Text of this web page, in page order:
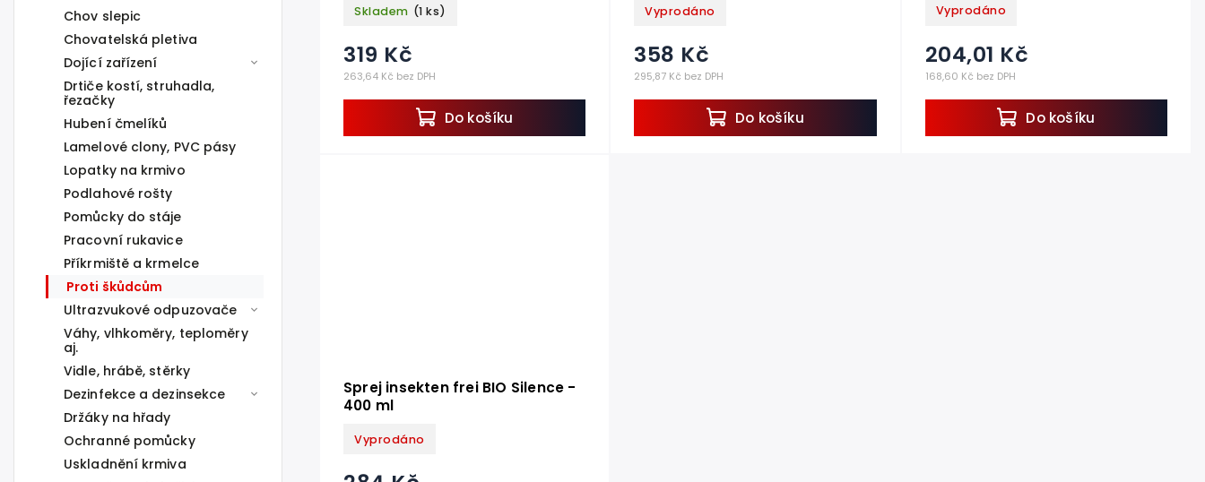
Chov slepic
Chovatelská pletiva
Dojící zařízení
Drtiče kostí, struhadla,
řezačky
Hubení čmelíků
Lamelové clony, PVC pásy
Lopatky na krmivo
Podlahové rošty
Pomůcky do stáje
Pracovní rukavice
Příkrmiště a krmelce
Proti škůdcům
Ultrazvukové odpuzovače
Váhy, vlhkoměry, teploměry
aj.
Vidle, hrábě, stěrky
Dezinfekce a dezinsekce
Držáky na hřady
Ochranné pomůcky
Uskladnění krmiva
Skladem (1 ks)
263,64 Kč bez DPH
319 Kč
Do košíku
Vyprodáno
295,87 Kč bez DPH
358 Kč
Do košíku
Vyprodáno
168,60 Kč bez DPH
204,01 Kč
Do košíku
Sprej insekten frei BIO Silence -
400 ml
Vyprodáno